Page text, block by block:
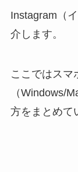
Instagram（
介します。
ここではスマ
（Windows/
方をまとめて